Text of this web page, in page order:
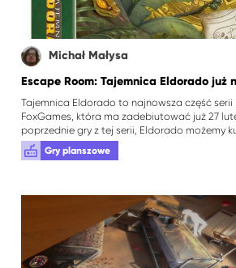
Michał Małysa
Escape Room: Tajemnica Eldorado już
Tajemnica Eldorado to najnowsza część serii
FoxGames, która ma zadebiutować już 27
poprzednie gry z tej serii, Eldorado możemy
Gry planszowe